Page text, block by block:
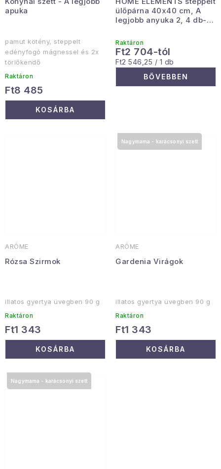
apuka
pamut kötény, steppelt
edényfogó mágnessel és 2x
törlőkendő
Raktáron
Ft8 485
KOSÁRBA
ülőpárna 40x40 cm, A
legjobb anyuka 2, 4 db-os
Raktáron
Ft2 704-tól
Egységár:
Ft2 546,25 / 1 db
BŐVEBBEN
ARÔME
Rózsa Szirmok
illatos gyertya üvegben 90 g
Raktáron
Ft1 343
KOSÁRBA
ARÔME
Gardenia Virágok
Nagymama - karácsonyi szett
illatos gyertya üvegben 90 g
Raktáron
Ft1 343
KOSÁRBA
Nagymama - karácsonyi szett